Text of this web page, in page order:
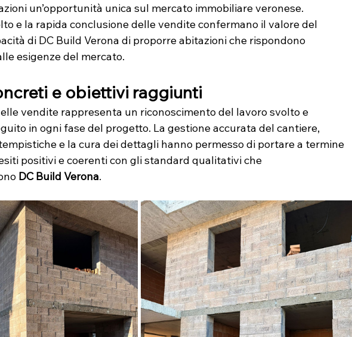
un’opportunità unica sul mercato immobiliare veronese.
e la rapida conclusione delle vendite confermano il valore del
di DC Build Verona di proporre abitazioni che rispondono
esigenze del mercato.
e obiettivi raggiunti
vendite rappresenta un riconoscimento del lavoro svolto e
in ogni fase del progetto. La gestione accurata del cantiere,
e la cura dei dettagli hanno permesso di portare a termine
positivi e coerenti con gli standard qualitativi che
DC Build Verona.